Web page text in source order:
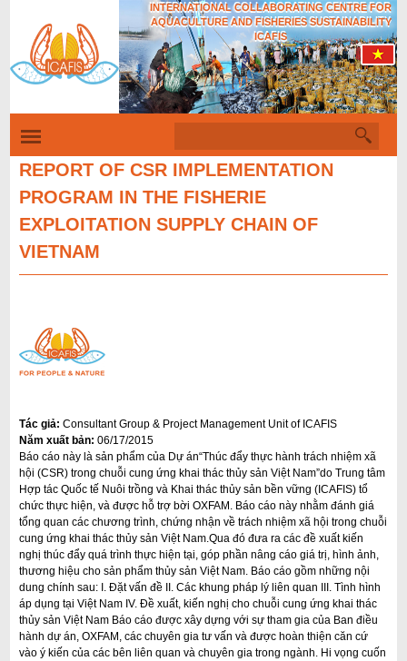
Skip
to
main
content
INTERNATIONAL COLLABORATING CENTRE FOR
AQUACULTURE AND FISHERIES SUSTAINABILITY
ICAFIS
S
e
a
r
h
e
a
r
c
REPORT OF CSR IMPLEMENTATION
PROGRAM IN THE FISHERIE
EXPLOITATION SUPPLY CHAIN OF
VIETNAM
Tác giả:Consultant Group & Project Management Unit of ICAFIS
Năm xuất bản:06/17/2015
Báo cáo này là sản phẩm của Dự án“Thúc đẩy thực hành trách nhiệm xã
hội (CSR) trong chuỗi cung ứng khai thác thủy sản Việt Nam”do Trung tâm
Hợp tác Quốc tế Nuôi trồng và Khai thác thủy sản bền vững (ICAFIS) tổ
chức thực hiện, và được hỗ trợ bời OXFAM. Báo cáo này nhằm đánh giá
tổng quan các chương trình, chứng nhận về trách nhiệm xã hội trong chuỗi
cung ứng khai thác thủy sản Việt Nam.Qua đó đưa ra các đề xuất kiến
nghị thúc đẩy quá trình thực hiện tại, góp phần nâng cáo giá trị, hình ảnh,
thương hiệu cho sản phẩm thủy sản Việt Nam. Báo cáo gồm những nội
dung chính sau: I. Đặt vấn đề II. Các khung pháp lý liên quan III. Tình hình
áp dụng tại Việt Nam IV. Đề xuất, kiến nghị cho chuỗi cung ứng khai thác
thủy sản Việt Nam Báo cáo được xây dựng với sự tham gia của Ban điều
hành dự án, OXFAM, các chuyên gia tư vấn và được hoàn thiện căn cứ
vào ý kiến của các bên liên quan và chuyên gia trong ngành. Hi vọng cuốn